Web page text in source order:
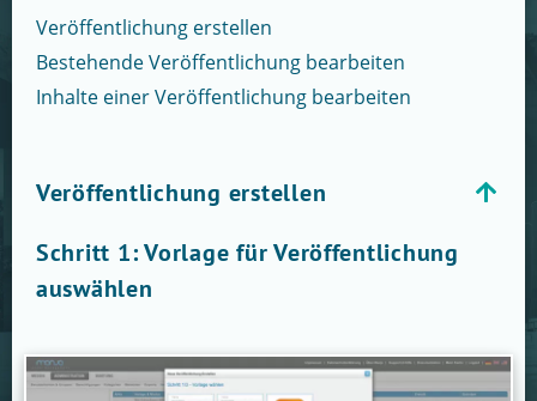
Veröffentlichung erstellen
Bestehende Veröffentlichung bearbeiten
Inhalte einer Veröffentlichung bearbeiten
Veröffentlichung erstellen
Schritt 1: Vorlage für Veröffentlichung
auswählen